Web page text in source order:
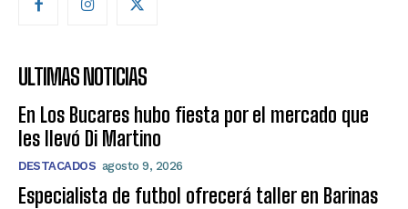
ULTIMAS NOTICIAS
En Los Bucares hubo fiesta por el mercado que
les llevó Di Martino
DESTACADOS agosto 9, 2026
Especialista de futbol ofrecerá taller en Barinas